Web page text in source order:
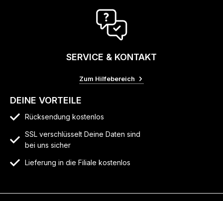
SERVICE & KONTAKT
Zum Hilfebereich
DEINE VORTEILE
Rücksendung kostenlos
SSL verschlüsselt Deine Daten sind
bei uns sicher
Lieferung in die Filiale kostenlos